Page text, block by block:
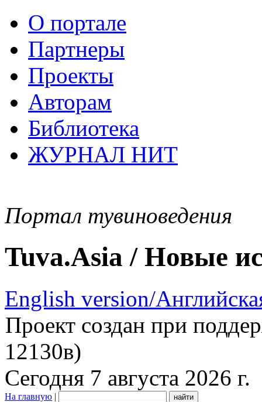
О портале
Партнеры
Проекты
Авторам
Библиотека
ЖУРНАЛ НИТ
Портал тувиноведения
Tuva.Asia / Новые
English version/
Проект создан при
12130в)
Сегодня 7 августа 2026 г.
На главную |